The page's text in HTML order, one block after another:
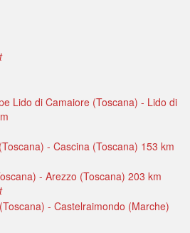
Lido di Camaiore (Toscana) - Lido di
- Cascina (Toscana) 153 km
- Arezzo (Toscana) 203 km
- Castelraimondo (Marche)